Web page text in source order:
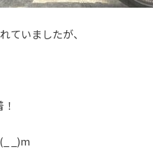
ていましたが、
_)m